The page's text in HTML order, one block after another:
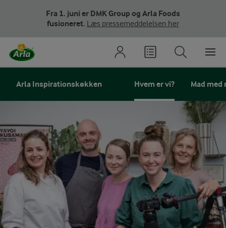
Fra 1. juni er DMK Group og Arla Foods
fusioneret. Læs pressemeddelelsen her
Arla Inspirationskøkken Hvem er vi? Mad med